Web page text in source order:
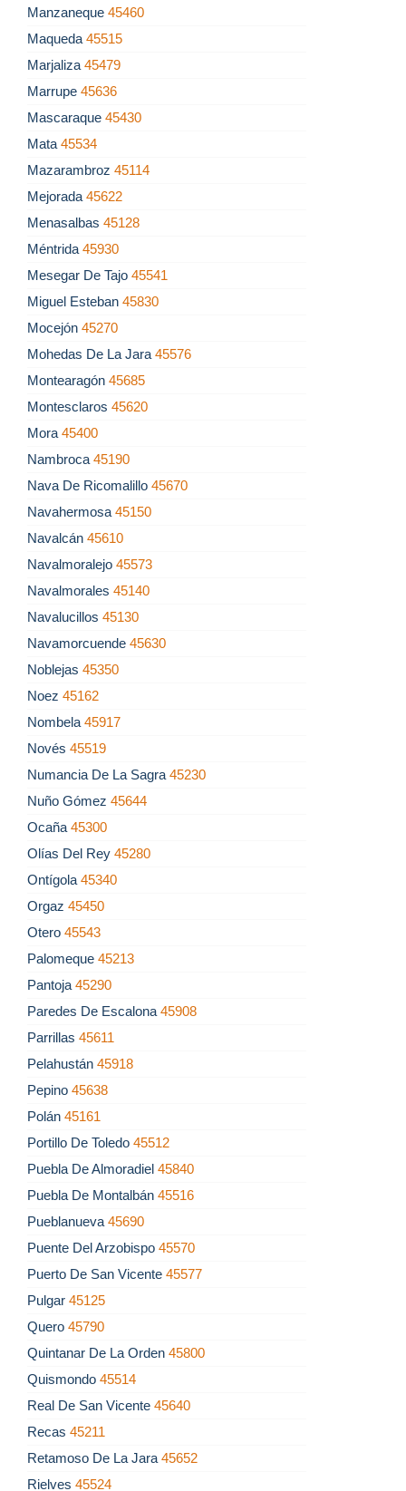
Manzaneque 45460
Maqueda 45515
Marjaliza 45479
Marrupe 45636
Mascaraque 45430
Mata 45534
Mazarambroz 45114
Mejorada 45622
Menasalbas 45128
Méntrida 45930
Mesegar De Tajo 45541
Miguel Esteban 45830
Mocejón 45270
Mohedas De La Jara 45576
Montearagón 45685
Montesclaros 45620
Mora 45400
Nambroca 45190
Nava De Ricomalillo 45670
Navahermosa 45150
Navalcán 45610
Navalmoralejo 45573
Navalmorales 45140
Navalucillos 45130
Navamorcuende 45630
Noblejas 45350
Noez 45162
Nombela 45917
Novés 45519
Numancia De La Sagra 45230
Nuño Gómez 45644
Ocaña 45300
Olías Del Rey 45280
Ontígola 45340
Orgaz 45450
Otero 45543
Palomeque 45213
Pantoja 45290
Paredes De Escalona 45908
Parrillas 45611
Pelahustán 45918
Pepino 45638
Polán 45161
Portillo De Toledo 45512
Puebla De Almoradiel 45840
Puebla De Montalbán 45516
Pueblanueva 45690
Puente Del Arzobispo 45570
Puerto De San Vicente 45577
Pulgar 45125
Quero 45790
Quintanar De La Orden 45800
Quismondo 45514
Real De San Vicente 45640
Recas 45211
Retamoso De La Jara 45652
Rielves 45524